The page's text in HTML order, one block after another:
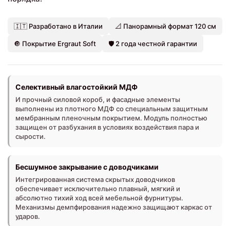
🇮🇹 Разработано в Италии 📐 Панорамный формат 120 см
🔘 Покрытие Ergraut Soft 🛡️ 2 года честной гарантии
Селективный влагостойкий МДФ
И прочный силовой короб, и фасадные элементы
выполнены из плотного МДФ со специальным защитным
мембранным пленочным покрытием. Модуль полностью
защищен от разбухания в условиях воздействия пара и
сырости.
Бесшумное закрывание с доводчиками
Интегрированная система скрытых доводчиков
обеспечивает исключительно плавный, мягкий и
абсолютно тихий ход всей мебельной фурнитуры.
Механизмы демпфирования надежно защищают каркас от
ударов.